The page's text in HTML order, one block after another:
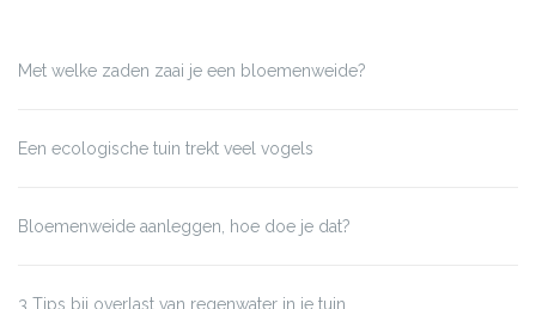
naar:
Met welke zaden zaai je een bloemenweide?
Een ecologische tuin trekt veel vogels
Bloemenweide aanleggen, hoe doe je dat?
3 Tips bij overlast van regenwater in je tuin